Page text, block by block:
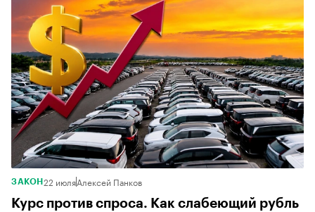
Voyah Esteo Volga
ЗАКОН 22 июляАлексей Панков
Курс против спроса. Как слабеющий рубль